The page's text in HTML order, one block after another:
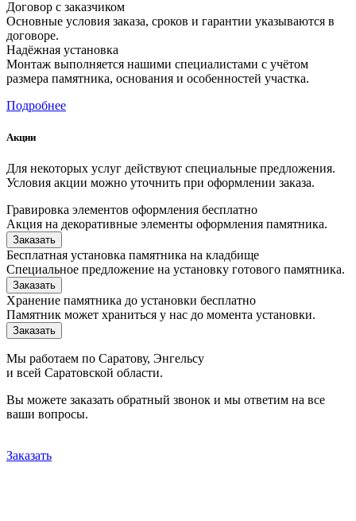
Договор с заказчиком
Основные условия заказа, сроков и гарантии указываются в
договоре.
Надёжная установка
Монтаж выполняется нашими специалистами с учётом
размера памятника, основания и особенностей участка.
Подробнее
Акции
Для некоторых услуг действуют специальные предложения.
Условия акции можно уточнить при оформлении заказа.
Гравировка элементов оформления бесплатно
Акция на декоративные элементы оформления памятника.
Заказать
Бесплатная установка памятника на кладбище
Специальное предложение на установку готового памятника.
Заказать
Хранение памятника до установки бесплатно
Памятник может храниться у нас до момента установки.
Заказать
Мы работаем по Саратову, Энгельсу
и всей Саратовской области.
Вы можете заказать обратный звонок и мы ответим на все
ваши вопросы.
Заказать